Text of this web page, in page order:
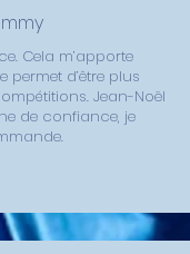
Cela m’apporte
permet d’être plus
Jean-Noël
de confiance, je